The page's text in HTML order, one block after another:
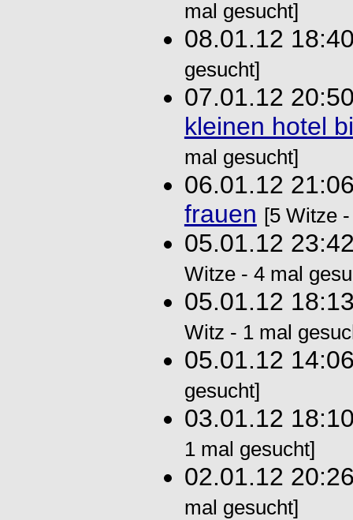
mal gesucht]
08.01.12
gesucht]
07.01.12
kleinen hotel
mal gesucht]
06.01.12
frauen [5 Witze
05.01.12
Witze - 4 mal
05.01.12
Witz - 1 mal
05.01.12
gesucht]
03.01.12
1 mal gesucht]
02.01.12
mal gesucht]